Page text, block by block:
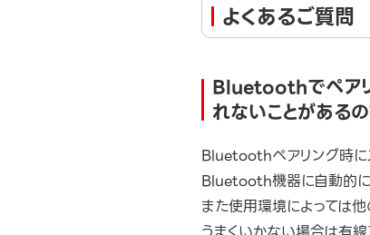
よくあるご質問
Bluetoothでペアリ
れないことがある
Bluetoothペアリング時
Bluetooth機器に自動的に
また使用環境によっては